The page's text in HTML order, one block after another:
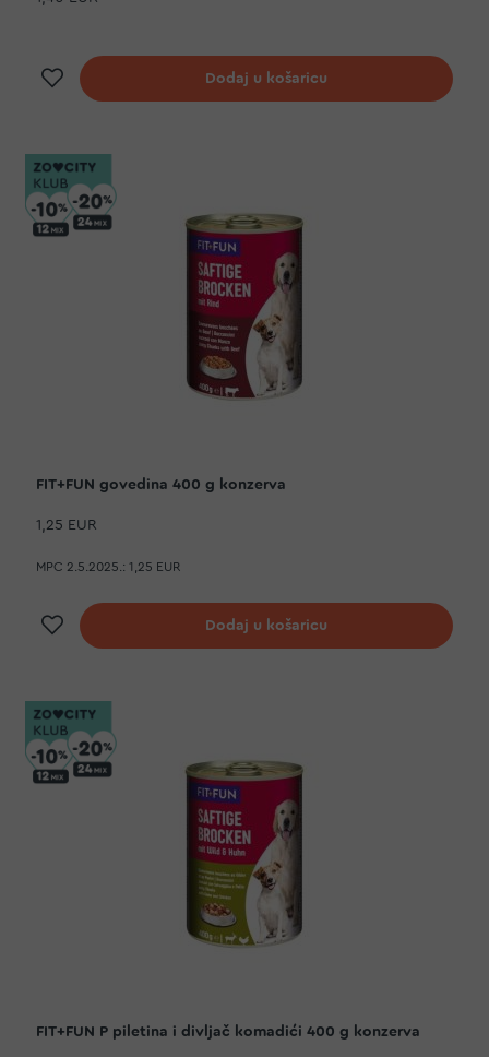
Dodaj na listu želja
Dodaj u košaricu
FIT+FUN govedina 400 g konzerva
1,25 EUR
MPC 2.5.2025.: 1,25 EUR
Dodaj na listu želja
Dodaj u košaricu
FIT+FUN P piletina i divljač komadići 400 g konzerva